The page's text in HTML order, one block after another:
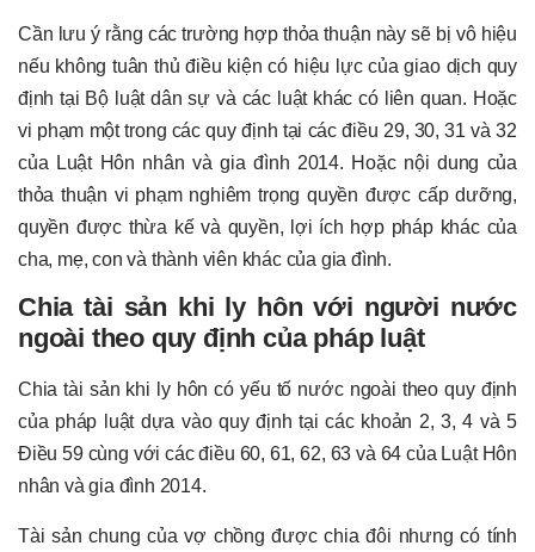
Cần lưu ý rằng các trường hợp thỏa thuận này sẽ bị vô hiệu
nếu không tuân thủ điều kiện có hiệu lực của giao dịch quy
định tại Bộ luật dân sự và các luật khác có liên quan. Hoặc
vi phạm một trong các quy định tại các điều 29, 30, 31 và 32
của Luật Hôn nhân và gia đình 2014. Hoặc nội dung của
thỏa thuận vi phạm nghiêm trọng quyền được cấp dưỡng,
quyền được thừa kế và quyền, lợi ích hợp pháp khác của
cha, mẹ, con và thành viên khác của gia đình.
Chia tài sản khi ly hôn với người nước
ngoài theo quy định của pháp luật
Chia tài sản khi ly hôn có yếu tố nước ngoài theo quy định
của pháp luật dựa vào quy định tại các khoản 2, 3, 4 và 5
Điều 59 cùng với các điều 60, 61, 62, 63 và 64 của Luật Hôn
nhân và gia đình 2014.
Tài sản chung của vợ chồng được chia đôi nhưng có tính